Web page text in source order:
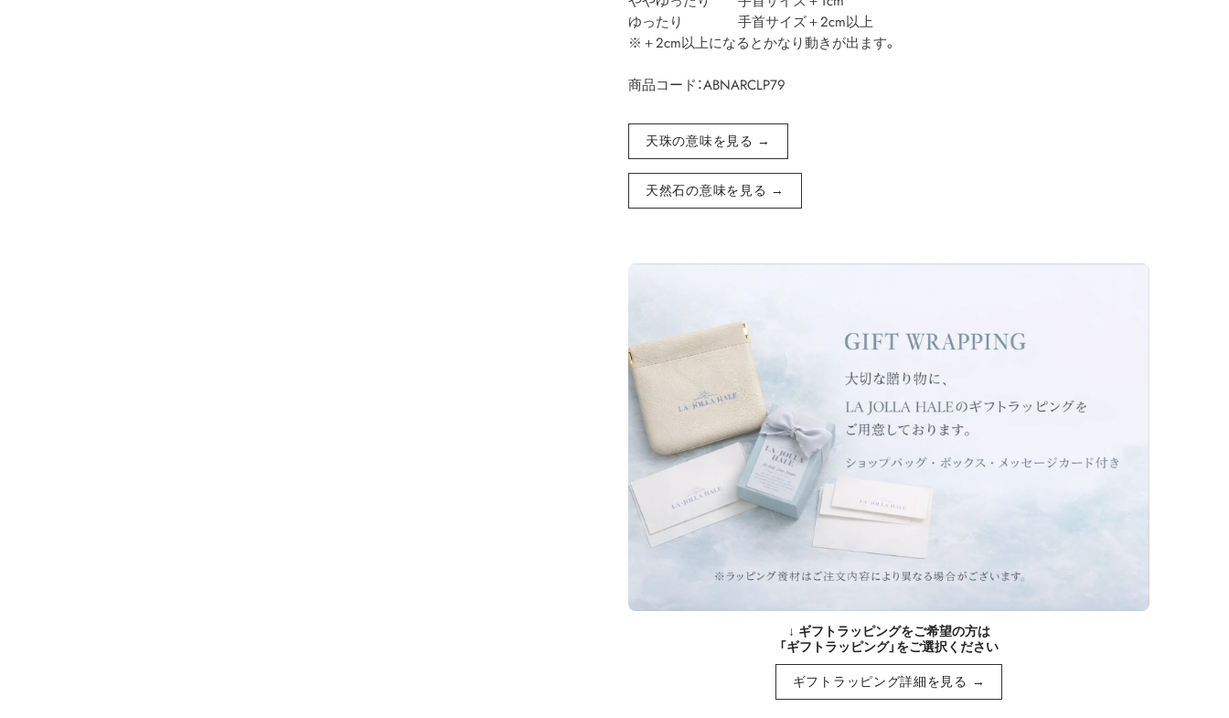
ゆったり 手首サイズ＋2cm以上
※＋2cm以上になるとかなり動きが出ます。
商品コード：ABNARCLP79
天珠の意味を見る →
天然石の意味を見る →
↓ ギフトラッピングをご希望の方は
「ギフトラッピング」をご選択ください
ギフトラッピング詳細を見る →